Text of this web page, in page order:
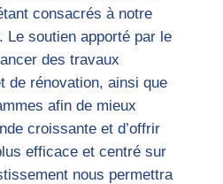
consacrés à notre
Le soutien apporté par le
des travaux
de rénovation, ainsi que
afin de mieux
croissante et d’offrir
efficace et centré sur
nous permettra